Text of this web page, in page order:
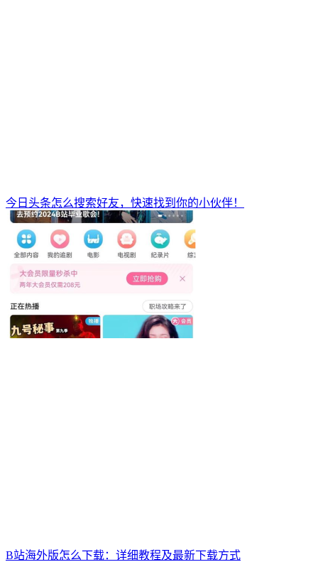
今日头条怎么搜索好友，快速找到你的小伙伴！
B站海外版怎么下载：详细教程及最新下载方式